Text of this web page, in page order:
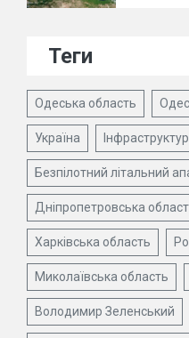
Теги
Одеська область
Україна
Безпілотний літальний
Дніпропетровська
Харківська область
Миколаївська область
Володимир Зеленський